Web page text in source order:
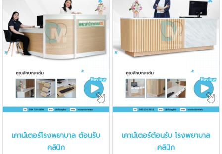
เคาน์เตอร์โรงพยาบาล ต้อนรับ
คลินิก
เคาน์เตอร์ต้อนรับ โรงพยาบาล
คลินิก